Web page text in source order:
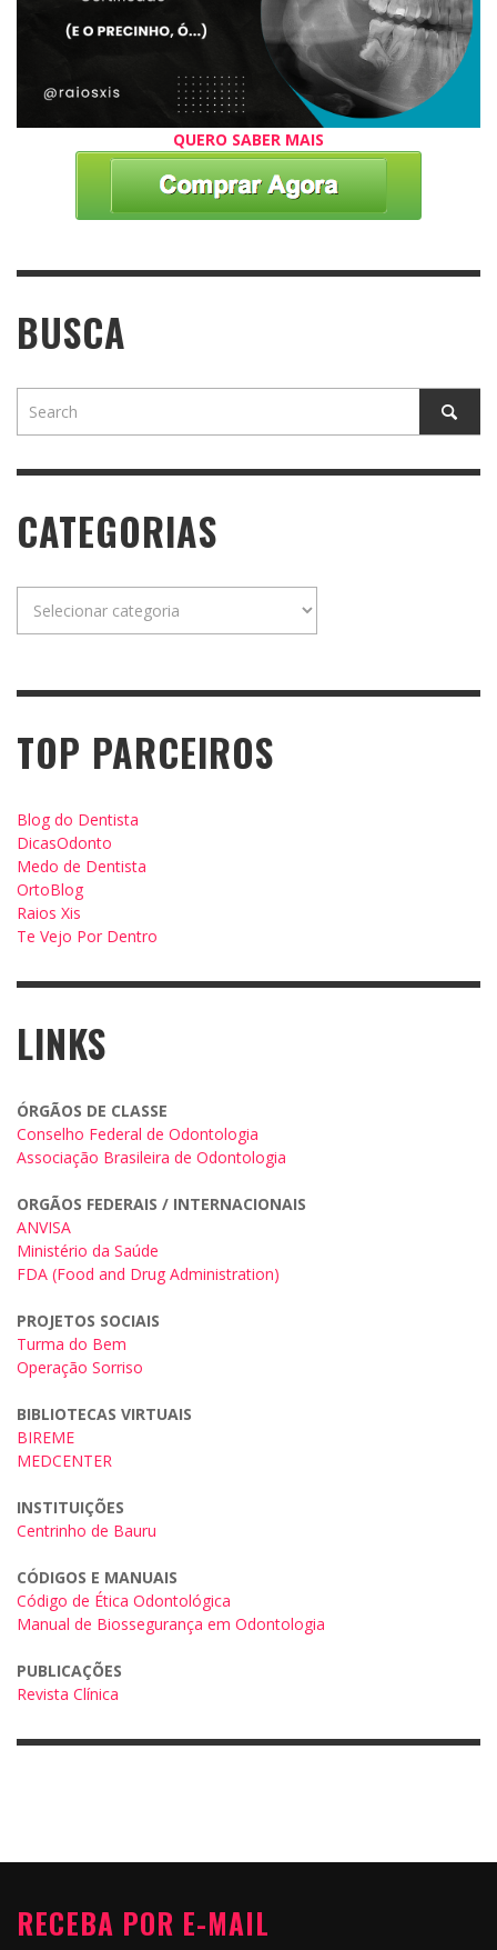
QUERO SABER MAIS
BUSCA
CATEGORIAS
TOP PARCEIROS
Blog do Dentista
DicasOdonto
Medo de Dentista
OrtoBlog
Raios Xis
Te Vejo Por Dentro
LINKS
ÓRGÃOS DE CLASSE
Conselho Federal de Odontologia
Associação Brasileira de Odontologia
ORGÃOS FEDERAIS / INTERNACIONAIS
ANVISA
Ministério da Saúde
FDA (Food and Drug Administration)
PROJETOS SOCIAIS
Turma do Bem
Operação Sorriso
BIBLIOTECAS VIRTUAIS
BIREME
MEDCENTER
INSTITUIÇÕES
Centrinho de Bauru
CÓDIGOS E MANUAIS
Código de Ética Odontológica
Manual de Biossegurança em Odontologia
PUBLICAÇÕES
Revista Clínica
RECEBA POR E-MAIL